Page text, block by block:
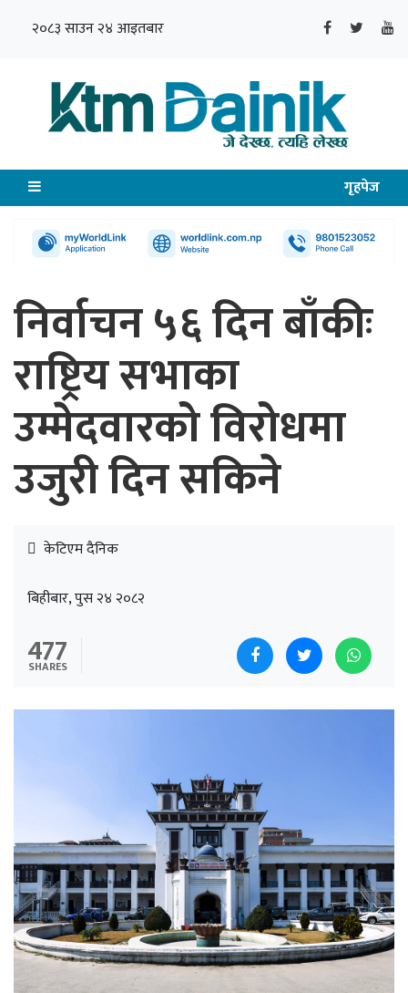
२०८३ साउन २४ आइतबार
गृहपेज
निर्वाचन ५६ दिन बाँकीः
राष्ट्रिय सभाका
उम्मेदवारको विरोधमा
उजुरी दिन सकिने
केटिएम दैनिक
बिहीबार, पुस २४ २०८२
477
SHARES